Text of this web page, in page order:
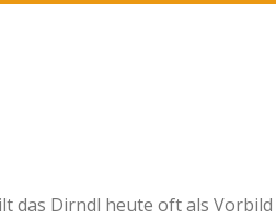
das Dirndl heute oft als